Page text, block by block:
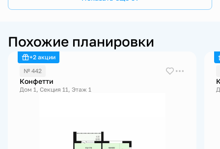
Похожие планировки
+2 акции
№ 442
Конфетти
Дом 1, Секция 11, Этаж 1